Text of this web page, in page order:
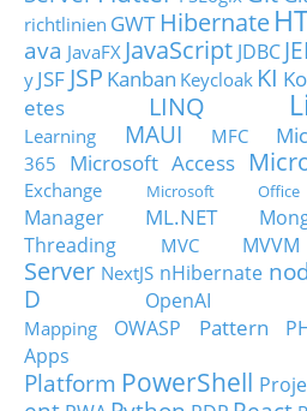
richtlinien GWT Hibernate
ava JavaFX JavaScript JDBC
y JSF JSP Kanban Keycloak KI
etes
LINQ
Learning
MAUI MFC
365
Microsoft Access
Exchange
Microsoft Office
Manager
ML.NET
Threading
MVC MVVM
Server NextJS nHibernate
D
OpenAI
Mapping
OWASP Pattern
Apps
Platform PowerShell